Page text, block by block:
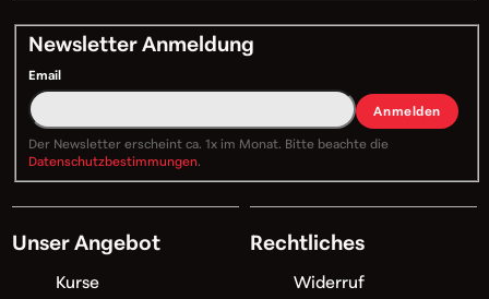
Newsletter Anmeldung
Email
Anmelden
Der Newsletter erscheint ca. 1x im Monat. Bitte beachte die
Datenschutzbestimmungen.
Unser Angebot
Kurse
Rechtliches
Widerruf